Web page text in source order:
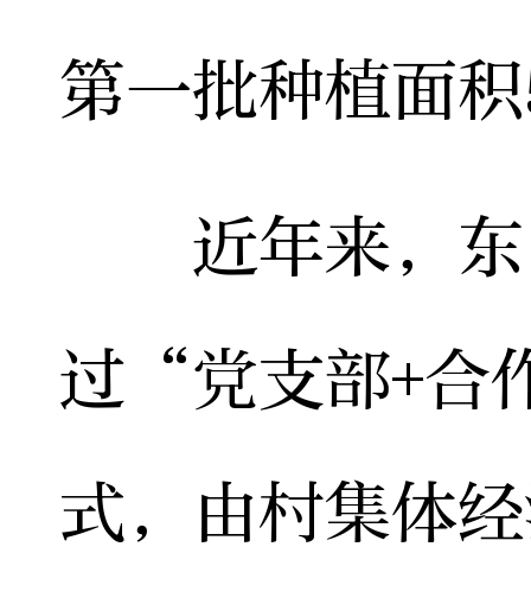
第一批种植面
近年来，东
过“党支部+合
式，由村集体